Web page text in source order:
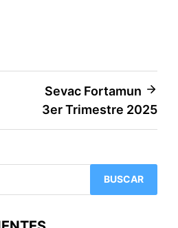
Sevac Fortamun
3er Trimestre 2025